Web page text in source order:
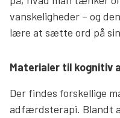
vanskeligheder – og
lære at sætte ord på
Materialer til
Der findes forskellige
adfærdsterapi. Blandt